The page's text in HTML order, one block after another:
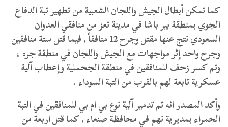
كما تمكن أبطال الجيش واللجان الشعبية من تطهير تبة الدفاع
الجوي بمنطقة بير باشا في مدينة تعز من منافقي العدوان
السعودي نتج عنها مقتل وجرح 12 منافقاً , فيما قتل ستة منافقين
وجرح واحد إثر مواجهات مع الجيش واللجان في منطقة جره ،
وتم كسر زحف للمنافقين في منطقة الجحملية وإعطاب آلية
عسكرية تابعة لهم بالقرب من التبة السوداء .
وأكد المصدر انه تم تدمير آلية نوع بي ام بي للمنافقين في التبة
الحمراء بمديرية نهم في محافظة صنعاء , كما قتل اربعة من